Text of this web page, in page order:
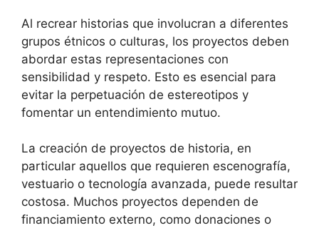
Al recrear historias que involucran a diferentes
grupos étnicos o culturas, los proyectos deben
abordar estas representaciones con
sensibilidad y respeto. Esto es esencial para
evitar la perpetuación de estereotipos y
fomentar un entendimiento mutuo.
La creación de proyectos de historia, en
particular aquellos que requieren escenografía,
vestuario o tecnología avanzada, puede resultar
costosa. Muchos proyectos dependen de
financiamiento externo, como donaciones o